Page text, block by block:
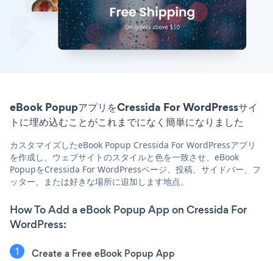
eBook PopupアプリをCressida For WordPressサイ
トに埋め込むことがこれまでになく簡単になりました
カスタマイズしたeBook Popup Cressida For WordPressアプリ
を作成し、ウェブサイトのスタイルと色を一致させ、eBook
PopupをCressida For WordPressページ、投稿、サイドバー、フ
ッター、または好きな場所に追加します地点。
How To Add a eBook Popup App on Cressida For
WordPress:
Create a Free eBook Popup App